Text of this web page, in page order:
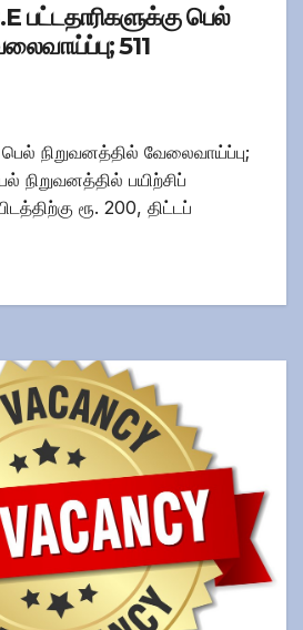
பட்டதாரிகளுக்கு பெல்
511
பெல் நிறுவனத்தில் வேலைவாய்ப்பு;
நிறுவனத்தில் பயிற்சிப்
ரூ. 200, திட்டப்